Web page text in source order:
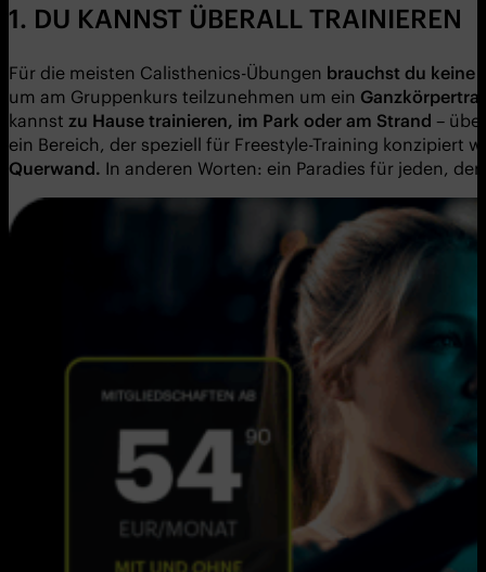
1. DU KANNST ÜBERALL TRAINIEREN
Für die meisten Calisthenics-Übungen brauchst du keine
um am Gruppenkurs teilzunehmen um ein
kannst zu Hause trainieren, im Park oder am Strand –
ein Bereich, der speziell für Freestyle-Training konzipiert
Querwand. In anderen Worten: ein Paradies für jeden,